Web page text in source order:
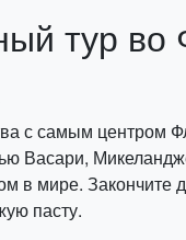
тур во
с самым центром
Васари,
в мире.
пасту.